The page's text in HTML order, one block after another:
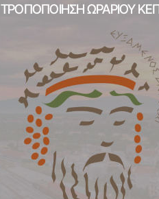
ΤΡΟΠΟΠΟΙΗΣΗ ΩΡΑΡΙΟΥ